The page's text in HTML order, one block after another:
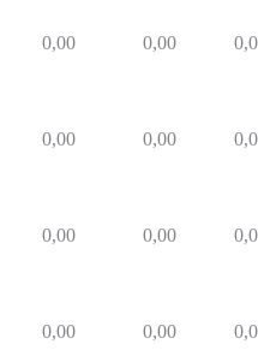
0,00 0,00
0,00 0,00
0,00 0,00
0,00 0,00